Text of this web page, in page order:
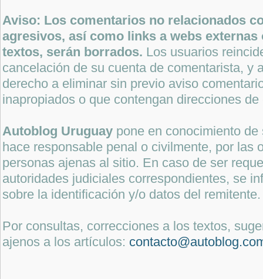
Aviso: Los comentarios no relacionados
agresivos, así como links a webs
textos, serán borrados. Los usuarios
cancelación de su cuenta de comentarista, y
derecho a eliminar sin previo aviso
inapropiados o que contengan direcciones
Autoblog Uruguay pone en conocimiento
hace responsable penal o civilmente, por las
personas ajenas al sitio. En caso de ser
autoridades judiciales correspondientes, se
sobre la identificación y/o datos del remitente.
Por consultas, correcciones a los textos,
ajenos a los artículos: